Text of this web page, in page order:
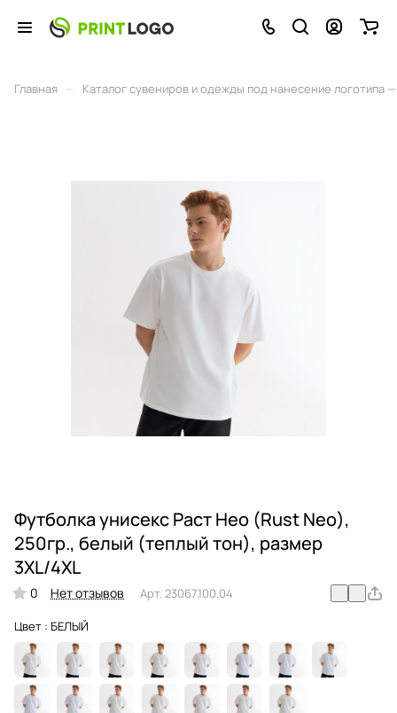
Главная Каталог сувениров и одежды под нанесение логотипа
Футболка унисекс Раст Нео (Rust Neo),
250гр., белый (теплый тон), размер
3XL/4XL
0 Нет отзывов Арт. 23067.100.04
Цвет : БЕЛЫЙ